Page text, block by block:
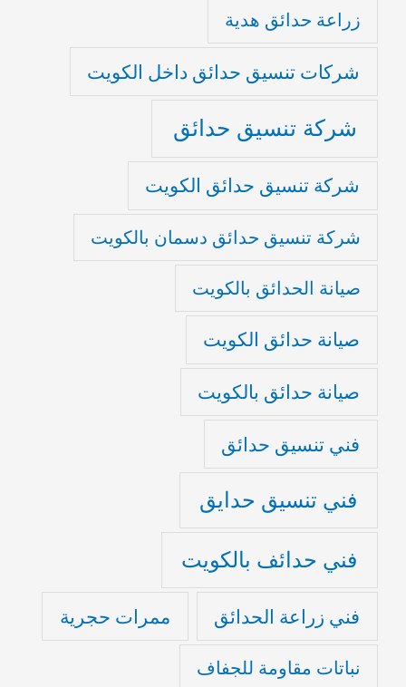
زراعة حدائق هدية
شركات تنسيق حدائق داخل الكويت
شركة تنسيق حدائق
شركة تنسيق حدائق الكويت
شركة تنسيق حدائق دسمان بالكويت
صيانة الحدائق بالكويت
صيانة حدائق الكويت
صيانة حدائق بالكويت
فني تنسيق حدائق
فني تنسيق حدايق
فني حدائف بالكويت
فني زراعة الحدائق ممرات حجرية
نباتات مقاومة للجفاف